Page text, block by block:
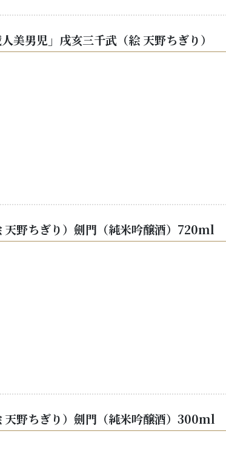
美男児」戌亥三千武（絵 天野ちぎり）
天野ちぎり）劍門（純米吟醸酒）720ml
天野ちぎり）劍門（純米吟醸酒）300ml